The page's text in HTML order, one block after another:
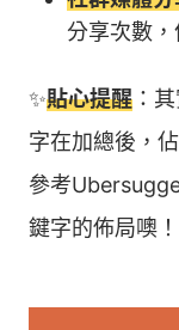
分享次數
✨貼心提醒 ：
字在加總後，
參考
鍵字的佈局噢！